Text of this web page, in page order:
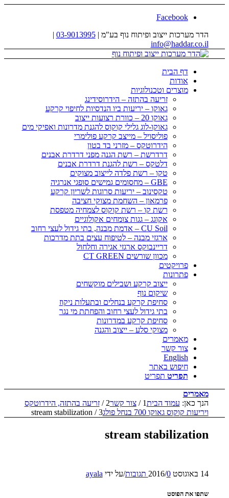
Facebook
הדר מערכות ייצוב ופיתוח נוף בע"מ |03-9013995
|
info@haddar.co.il
דף הבית
אודות
מוצרים וטכנולוגיות
זריעה בהתזה – הידרוסידינג
גאוקו – יריעות ביו הנדסיות לחיפוי קרקע
גאוקו 20 – כוורת רצועות ייצוב
גאוקו-לוג גלילי קוקוס להגנת מדרונות ואפיקי מים
פוליסויל – מייצב קרקע פולימרי
הידרוטקס – מזרני בד בטון
דרדרשת – רשת הגנה מפני דרדרת אבנים
דלטקס – רשת להגנת דרדרת אבנים
טקו – רשת פלדה לייצוב מצוקים
GBE – מחסומים גמישים סופגי אנרגיה
טקסינוב – יריעות סרוגות לשריון קרקע
פרמאון – השחמת מצוקי חציבה
רשת קו – רשת קוקוס לצמחיה מטפסת
אקוגג – גגות צומחים אקולוגיים
CU Soil – אדמת מבנה, בתי גידול לעצי רחוב
ארגזי מבנה – לטיפוח עצים בתת מדרכות
דריינבוקס ארגזי אגירה וחלחול
מכוון שורשים CT GREEN
פרויקטים
פתרונות
ייצוב קרקע ושבילים מוקשחים
שיקום נוף
סחיפת קרקע בנחלים ובתעלות ניקוז
בתי גידול לעצי רחוב והפחתת מי נגר
סחיפת קרקע במדרונות
מצוקי סלע – ייצוב והגנה
מאמרים
צור קשר
English
חיפוש באתר
תפריט תפריט
מאמרים
הנך כאן: עמוד הבית1
/ צור קשר2
/ זריעה בהתזה, הידרוטקס
ויריעות קוקוס גאוקו 700 בנחל פולג
3
/
stream stabilization
stream stabilization
14 באוגוסט 2016 /0 תגובות /על ידי ayala
שתפו את הפוסט